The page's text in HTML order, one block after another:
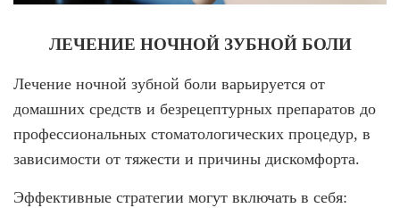
ЛЕЧЕНИЕ НОЧНОЙ ЗУБНОЙ БОЛИ
Лечение ночной зубной боли варьируется от
домашних средств и безрецептурных препаратов до
профессиональных стоматологических процедур, в
зависимости от тяжести и причины дискомфорта.
Эффективные стратегии могут включать в себя: